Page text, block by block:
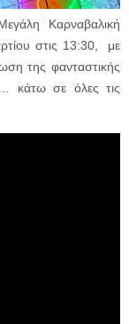
Καρναβαλική
στις 13:30, με
της φανταστικής
κάτω σε όλες τις